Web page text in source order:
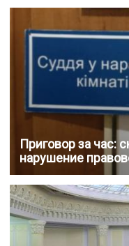
Приговор за час:
нарушение